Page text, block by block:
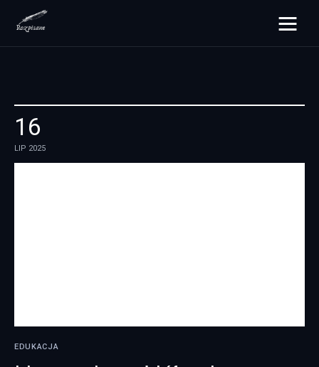
rozpisane.pl
Uroda
16
LIP 2025
EDUKACJA